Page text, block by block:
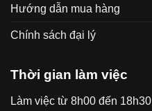
Hướng dẫn mua hàng
Chính sách đại lý
Thời gian làm việc
Làm việc từ 8h00 đến 18h30